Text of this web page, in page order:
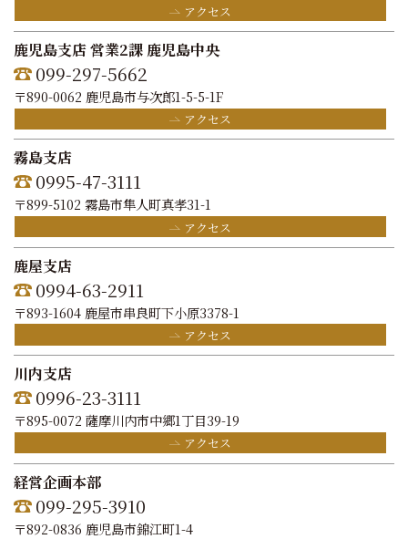
アクセス
鹿児島支店 営業2課 鹿児島中央
099-297-5662
〒890-0062 鹿児島市与次郎1-5-5-1F
アクセス
霧島支店
0995-47-3111
〒899-5102 霧島市隼人町真孝31-1
アクセス
鹿屋支店
0994-63-2911
〒893-1604 鹿屋市串良町下小原3378-1
アクセス
川内支店
0996-23-3111
〒895-0072 薩摩川内市中郷1丁目39-19
アクセス
経営企画本部
099-295-3910
〒892-0836 鹿児島市錦江町1-4